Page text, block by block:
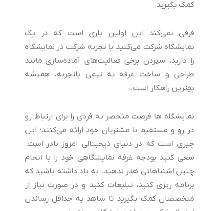
کمک بگیرید.
فرقی نمی‌کند این اولین باری است که در یک
نمایشگاه شرکت می‌کنید یا تجربه شرکت در نمایشگاه
را دارید، سپردن برخی فعالیت‌های آماده‌سازی مانند
طراحی و ساخت غرفه به تیمی باتجربه، همیشه
بهترین راهکار است.
نمایشگاه ها فرصت منحصر به فردی را برای ارتباط رو
در رو و مستقیم با مشتریان خود ارائه می‌کنند؛ این
چیزی است که در دنیای دیجیتالی امروز نادر است.
سعی کنید بودجه غرفه نمایشگاهی خود را با انجام
چنین اشتباهاتی هدر ندهید. به یاد داشته باشید که
برنامه ریزی کنید، تبلیغات کنید و در صورت نیاز از
متخصصان کمک بگیرید تا شاهد به حداقل رساندن